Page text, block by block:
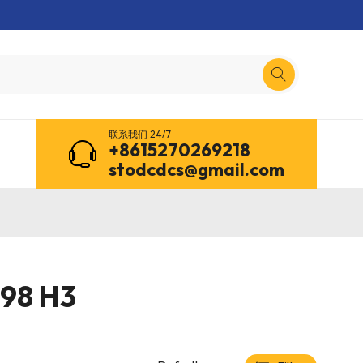
联系我们 24/7
+8615270269218
stodcdcs@gmail.com
H3